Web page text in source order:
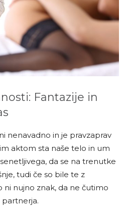
Fantazije in
nenavadno in je pravzaprav
aktom sta naše telo in um
da se na trenutke
tudi če so bile te z
ni nujno znak, da ne čutimo
partnerja.